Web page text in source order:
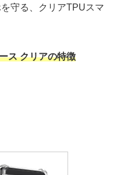
守る、クリアTPUスマ
ス クリアの特徴